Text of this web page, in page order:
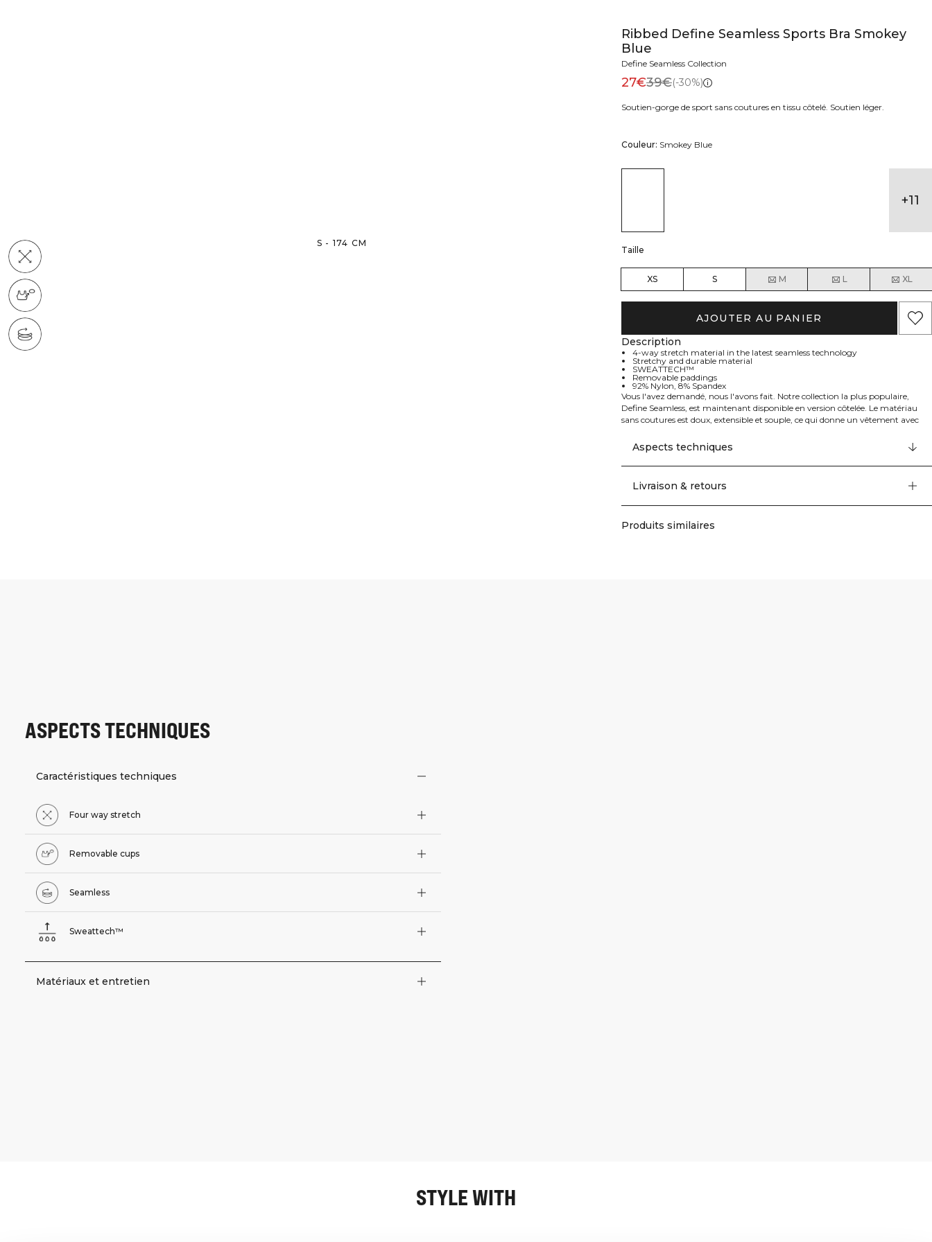
S - 174 CM
Ribbed Define Seamless Sports Bra Smokey
Blue
Define Seamless Collection
27€39€(-30%)
Soutien-gorge de sport sans coutures en tissu côtelé. Soutien léger.
Couleur: Smokey Blue
+11
Taille
XS S M L XL
AJOUTER AU PANIER
Description
4-way stretch material in the latest seamless technology
Stretchy and durable material
SWEATTECH™
Removable paddings
92% Nylon, 8% Spandex
Vous l'avez demandé, nous l'avons fait. Notre collection la plus populaire,
Define Seamless, est maintenant disponible en version côtelée. Le matériau
sans coutures est doux, extensible et souple, ce qui donne un vêtement avec
de sport et hauts dans plusieurs couleurs tendance font de Define Seamless la
gamme de vêtements d'entraînement idéale pour de nombreux types
d'exercices différents. Le matériau extensible dans les quatre sens utilise la
entraînement. Matériau extensible et durable. Logo ICIW. SWEATTECH™.
Aspects techniques
Livraison & retours
Produits similaires
ASPECTS TECHNIQUES
Caractéristiques techniques
Four way stretch
Removable cups
Seamless
Sweattech™
Matériaux et entretien
STYLE WITH